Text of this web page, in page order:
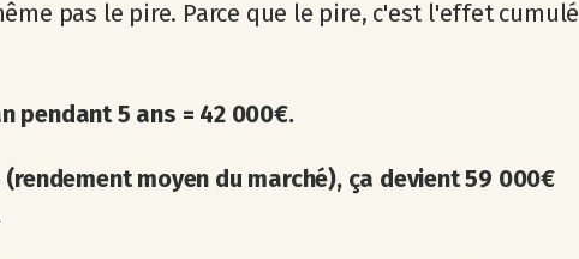
pas le pire. Parce que le pire, c'est l'effet cumulé
pendant 5 ans = 42 000€.
moyen du marché), ça devient 59 000€